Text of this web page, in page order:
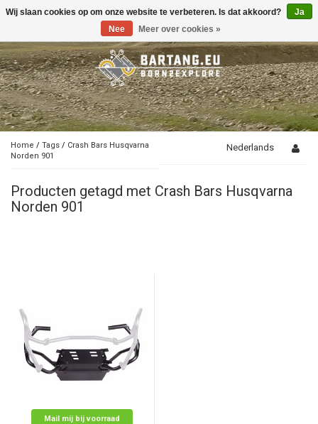
Toggle
Home / Tags / Crash Bars Husqvarna
Norden 901
Nederlands
Producten getagd met Crash Bars Husqvarna
Norden 901
Mail mij bij voorraad
Wij slaan cookies op om onze website te verbeteren. Is dat akkoord?
Ja
Nee
Meer over cookies »